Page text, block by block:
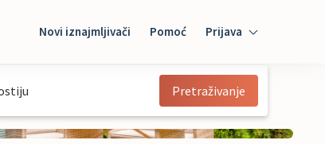
Novi iznajmljivači Pomoć Prijava
Mybooking
Pretraživanje